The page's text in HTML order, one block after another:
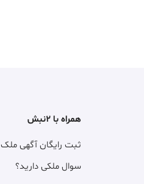
همراه با ۲نبش
ثبت رایگان آگهی ملک
سوال ملکی دارید؟